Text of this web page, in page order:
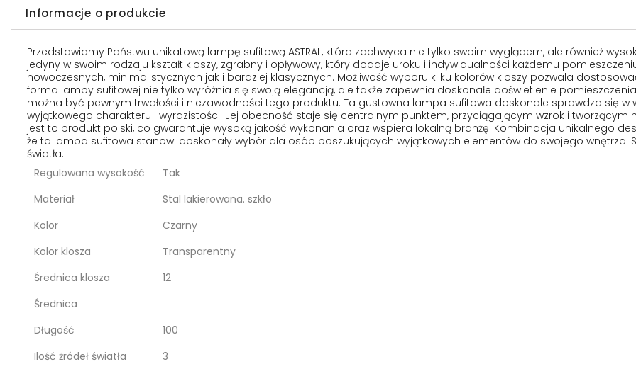
Informacje o produkcie
Przedstawiamy Państwu unikatową lampę sufitową ASTRAL, która zachwyca nie tylko swoim wyglądem, ale również
jedyny w swoim rodzaju kształt kloszy, zgrabny i opływowy, który dodaje uroku i indywidualności każdemu
nowoczesnych, minimalistycznych jak i bardziej klasycznych. Możliwość wyboru kilku kolorów kloszy pozwala
forma lampy sufitowej nie tylko wyróżnia się swoją elegancją, ale także zapewnia doskonałe doświetlenie
można być pewnym trwałości i niezawodności tego produktu. Ta gustowna lampa sufitowa doskonale sprawdza się
wyjątkowego charakteru i wyrazistości. Jej obecność staje się centralnym punktem, przyciągającym wzrok i tworzącym
jest to produkt polski, co gwarantuje wysoką jakość wykonania oraz wspiera lokalną branżę. Kombinacja unikalnego
że ta lampa sufitowa stanowi doskonały wybór dla osób poszukujących wyjątkowych elementów do swojego wnętrza.
światła.
Regulowana wysokość
Tak
Materiał
Stal lakierowana. szkło
Kolor
Czarny
Kolor klosza
Transparentny
Średnica klosza
12
Średnica
Długość
100
Ilość żródeł światła
3